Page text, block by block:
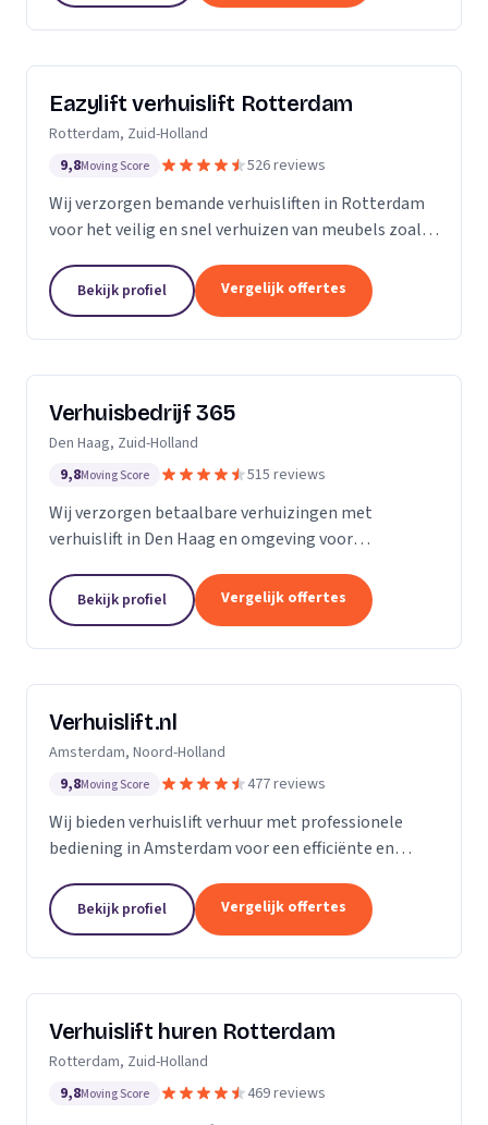
Eazylift verhuislift Rotterdam
Rotterdam, Zuid-Holland
9,8Moving Score 526 reviews
Wij verzorgen bemande verhuisliften in Rotterdam
voor het veilig en snel verhuizen van meubels zoals
Bekijk profiel Vergelijk offertes
Verhuisbedrijf 365
Den Haag, Zuid-Holland
9,8Moving Score 515 reviews
Wij verzorgen betaalbare verhuizingen met
verhuislift in Den Haag en omgeving voor
Bekijk profiel Vergelijk offertes
Verhuislift.nl
Amsterdam, Noord-Holland
9,8Moving Score 477 reviews
Wij bieden verhuislift verhuur met professionele
bediening in Amsterdam voor een efficiënte en
Bekijk profiel Vergelijk offertes
Verhuislift huren Rotterdam
Rotterdam, Zuid-Holland
9,8Moving Score 469 reviews